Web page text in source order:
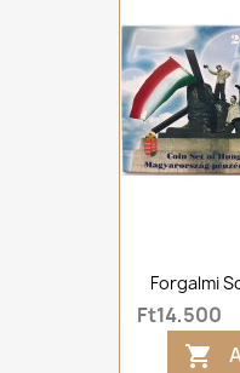
Forgalmi
Ft14,500
